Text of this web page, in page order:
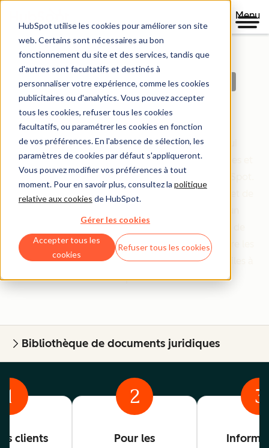
HubSpot utilise les cookies pour améliorer son site
web. Certains sont nécessaires au bon
fonctionnement du site et des services, tandis que
d'autres sont facultatifs et destinés à
personnaliser votre expérience, comme les cookies
publicitaires ou d'analytics. Vous pouvez accepter
tous les cookies, refuser tous les cookies
facultatifs, ou paramétrer les cookies en fonction
de vos préférences. En l'absence de sélection, les
paramètres de cookies par défaut s'appliqueront.
Vous pouvez modifier vos préférences à tout
moment. Pour en savoir plus, consultez la politique
relative aux cookies de HubSpot.
Gérer les cookies
Accepter tous les
cookies
Refuser tous les cookies
Menu
Des politiques claires, fondées sur la confiance.
Centre légal
Le centre légal est une ressource complète qui
répertorie les conditions d'utilisation, les politiques et
les accords qui régissent votre relation avec HubSpot.
Tout a été organisé en fonction de qui vous êtes et de
partenaire ou simplement un visiteur sur le site de
HubSpot. L'objectif de HubSpot est simple : rendre les
informations juridiques claires, accessibles et faciles à
comprendre.
Bibliothèque de documents juridiques
1
clients
2
Pour les
3